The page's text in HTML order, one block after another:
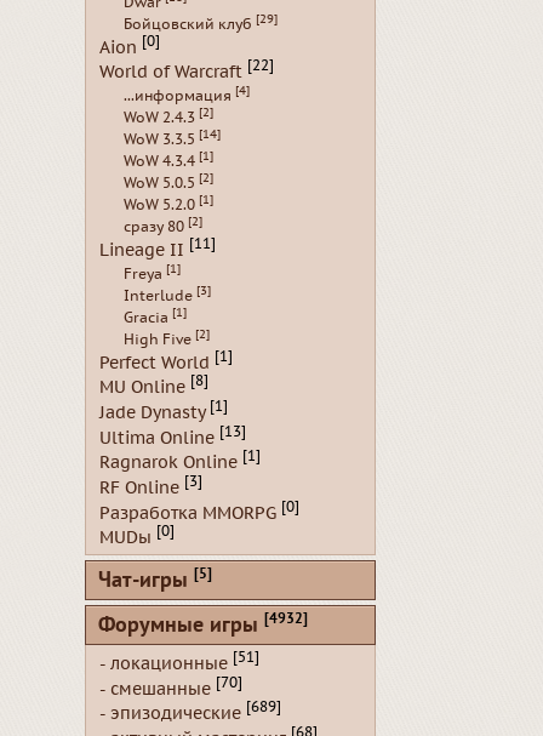
Бойцовский клуб [29]
Aion [0]
World of Warcraft [22]
...информация [4]
WoW 2.4.3 [2]
WoW 3.3.5 [14]
WoW 4.3.4 [1]
WoW 5.0.5 [2]
WoW 5.2.0 [1]
сразу 80 [2]
Lineage II [11]
Freya [1]
Interlude [3]
Gracia [1]
High Five [2]
Perfect World [1]
MU Online [8]
Jade Dynasty [1]
Ultima Online [13]
Ragnarok Online [1]
RF Online [3]
Разработка MMORPG [0]
MUDы [0]
Чат-игры [5]
Форумные игры [4932]
- локационные [51]
- смешанные [70]
- эпизодические [689]